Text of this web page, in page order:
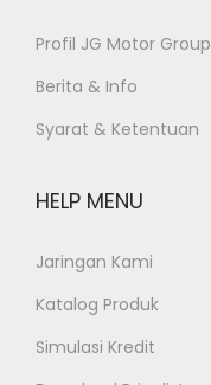
Profil JG Motor Group
Berita & Info
Syarat & Ketentuan
HELP MENU
Jaringan Kami
Katalog Produk
Simulasi Kredit